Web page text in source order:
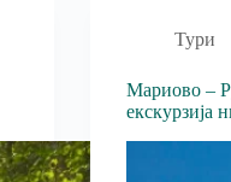
Тури
Мариово –
екскурзија